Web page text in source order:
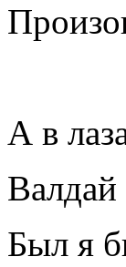
А в
Валдай
Был я